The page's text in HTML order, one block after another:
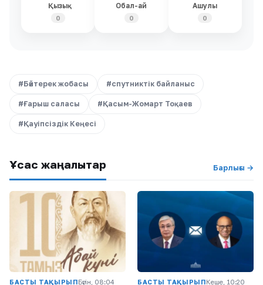
Қызық
0
Обал-ай
0
Ашулы
0
#Бәйтерек жобасы #спутниктік байланыс
#Ғарыш саласы #Қасым-Жомарт Тоқаев
#Қауіпсіздік Кеңесі
Ұқсас жаңалықтар Барлығы →
БАСТЫ ТАҚЫРЫПБүгін, 08:04 БАСТЫ ТАҚЫРЫПКеше, 10:20